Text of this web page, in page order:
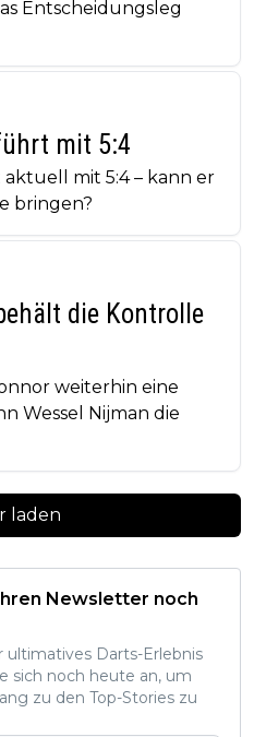
Entscheidungsleg
mit 5:4
mit 5:4 – kann er
bringen?
die Kontrolle
weiterhin eine
Wessel Nijman die
laden
Newsletter noch
ultimatives Darts-Erlebnis
sich noch heute an, um
zu den Top-Stories zu